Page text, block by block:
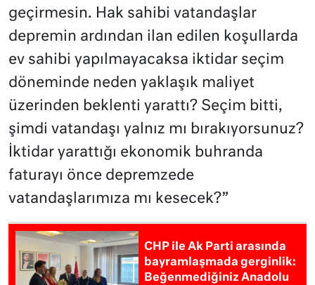
geçirmesin. Hak sahibi vatandaşlar
depremin ardından ilan edilen koşullarda
ev sahibi yapılmayacaksa iktidar seçim
döneminde neden yaklaşık maliyet
üzerinden beklenti yarattı? Seçim bitti,
şimdi vatandaşı yalnız mı bırakıyorsunuz?
İktidar yarattığı ekonomik buhranda
faturayı önce depremzede
vatandaşlarımıza mı kesecek?”
CHP ile Ak Parti arasında
bayramlaşmada gerginlik:
Beğenmediğiniz Anadolu